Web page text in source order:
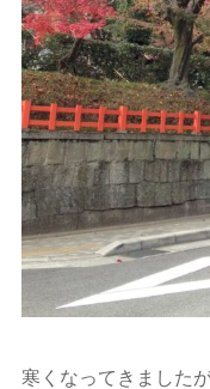
寒くなってきました